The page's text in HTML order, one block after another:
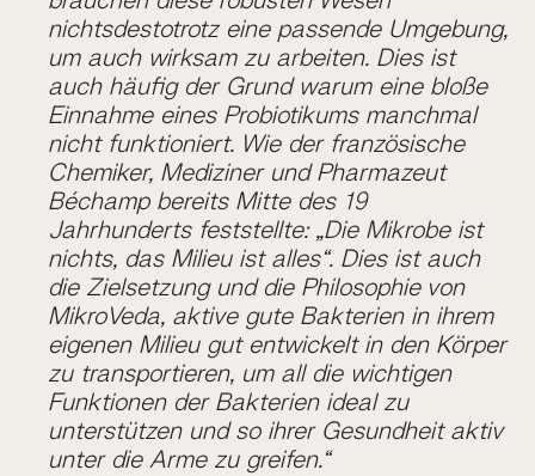
nichtsdestotrotz eine passende Umgebung,
um auch wirksam zu arbeiten. Dies ist
auch häufig der Grund warum eine bloße
Einnahme eines Probiotikums manchmal
nicht funktioniert. Wie der französische
Chemiker, Mediziner und Pharmazeut
Béchamp bereits Mitte des 19
Jahrhunderts feststellte: „Die Mikrobe ist
nichts, das Milieu ist alles“. Dies ist auch
die Zielsetzung und die Philosophie von
MikroVeda, aktive gute Bakterien in ihrem
eigenen Milieu gut entwickelt in den Körper
zu transportieren, um all die wichtigen
Funktionen der Bakterien ideal zu
unterstützen und so ihrer Gesundheit aktiv
unter die Arme zu greifen.“